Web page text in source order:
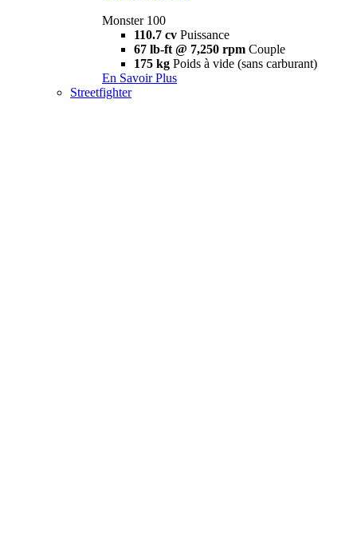
Monster 100
110.7 cv Puissance
67 lb-ft @ 7,250 rpm Couple
175 kg Poids à vide (sans carburant)
En Savoir Plus
Streetfighter